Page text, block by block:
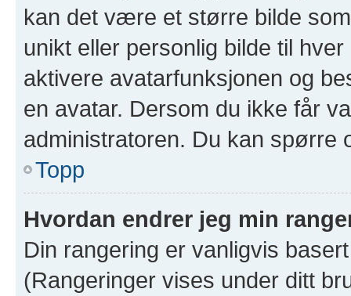
kan det være et større bilde
unikt eller personlig bilde til
aktivere avatarfunksjonen og
en avatar. Dersom du ikke får
administratoren. Du kan spørre
Topp
Hvordan endrer jeg min
Din rangering er vanligvis
(Rangeringer vises under ditt